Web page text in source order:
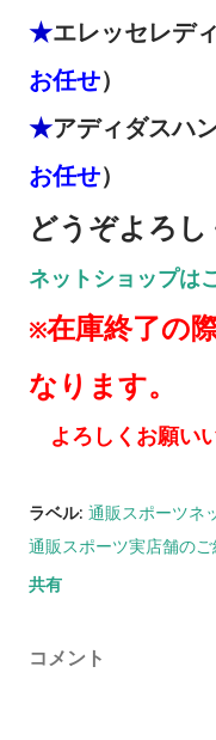
★エレッセレデ
お任せ）
★アディダスハ
お任せ）
どうぞよろし
ネットショップは
※在庫終了の
なります。
よろしくお願い
ラベル: 通販スポーツネ
通販スポーツ実店舗のご
共有
コメント